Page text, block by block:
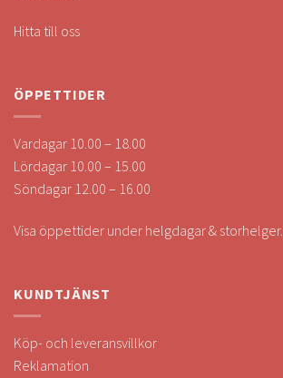
Hitta till oss
ÖPPETTIDER
Vardagar 10.00 – 18.00
Lördagar 10.00 – 15.00
Söndagar 12.00 – 16.00
Visa öppettider under helgdagar & storhelger.
KUNDTJÄNST
Köp- och leveransvillkor
Reklamation